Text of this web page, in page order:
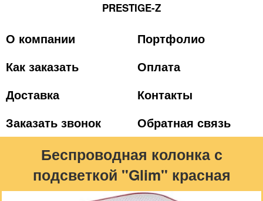
PRESTIGE-Z
О компании
Портфолио
Как заказать
Оплата
Доставка
Контакты
Заказать звонок
Обратная связь
Беспроводная колонка с
подсветкой "Glim" красная